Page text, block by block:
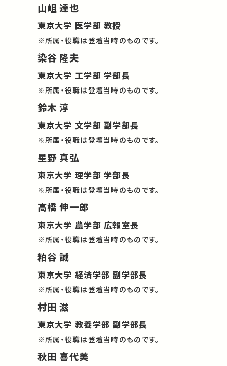
山岨 達也
東京大学 医学部 教授
※所属・役職は登壇当時のものです。
染谷 隆夫
東京大学 工学部 学部長
※所属・役職は登壇当時のものです。
鈴木 淳
東京大学 文学部 副学部長
※所属・役職は登壇当時のものです。
星野 真弘
東京大学 理学部 学部長
※所属・役職は登壇当時のものです。
高橋 伸一郎
東京大学 農学部 広報室長
※所属・役職は登壇当時のものです。
粕谷 誠
東京大学 経済学部 副学部長
※所属・役職は登壇当時のものです。
村田 滋
東京大学 教養学部 副学部長
※所属・役職は登壇当時のものです。
秋田 喜代美